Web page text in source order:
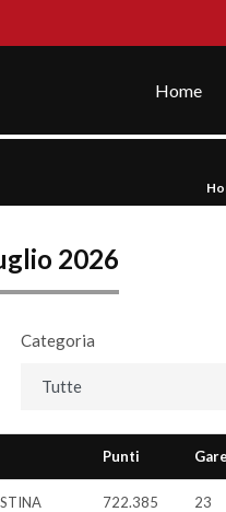
Home
2026
Categoria
Punti Gare
722.385 23